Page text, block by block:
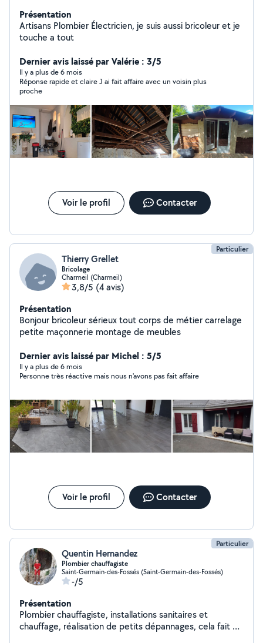
Présentation
Artisans Plombier Électricien, je suis aussi bricoleur et je
touche a tout
Dernier avis laissé par Valérie : 3/5
Il y a plus de 6 mois
Réponse rapide et claire J ai fait affaire avec un voisin plus
proche
Voir le profil Contacter
Particulier
Thierry Grellet
Bricolage
Charmeil (Charmeil)
3,8/5 (4 avis)
Présentation
Bonjour bricoleur sérieux tout corps de métier carrelage
petite maçonnerie montage de meubles
Dernier avis laissé par Michel : 5/5
Il y a plus de 6 mois
Personne très réactive mais nous n'avons pas fait affaire
Voir le profil Contacter
Particulier
Quentin Hernandez
Plombier chauffagiste
Saint-Germain-des-Fossés (Saint-Germain-des-Fossés)
-/5
Présentation
Plombier chauffagiste, installations sanitaires et
chauffage, réalisation de petits dépannages, cela fait 5